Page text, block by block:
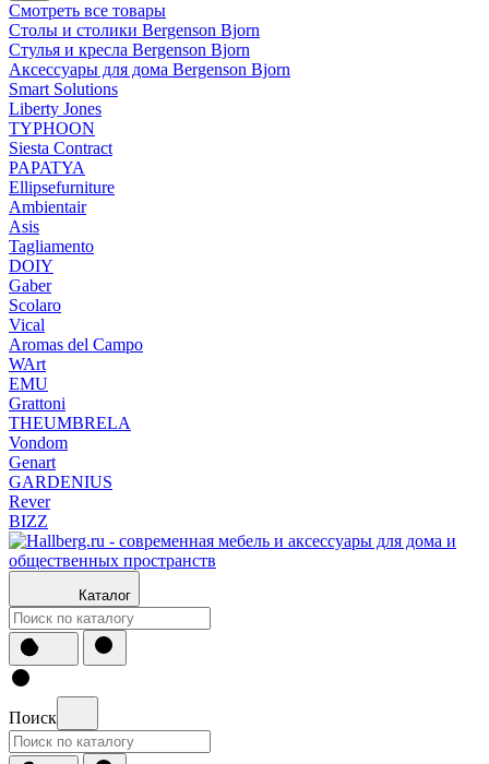
Смотреть все товары
Столы и столики Bergenson Bjorn
Стулья и кресла Bergenson Bjorn
Аксессуары для дома Bergenson Bjorn
Smart Solutions
Liberty Jones
TYPHOON
Siesta Contract
PAPATYA
Ellipsefurniture
Ambientair
Asis
Tagliamento
DOIY
Gaber
Scolaro
Vical
Aromas del Campo
WArt
EMU
Grattoni
THEUMBRELA
Vondom
Genart
GARDENIUS
Rever
BIZZ
Каталог
Поиск